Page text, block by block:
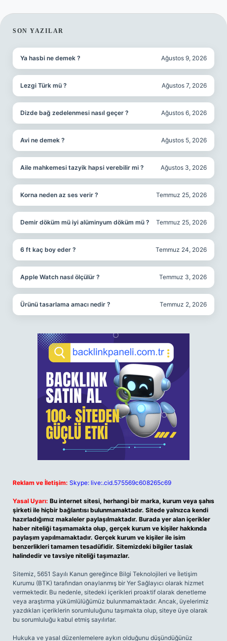
SIDEBAR
SON YAZILAR
Ya hasbi ne demek ? Ağustos 9, 2026
Lezgi Türk mü ? Ağustos 7, 2026
Dizde bağ zedelenmesi nasıl geçer ? Ağustos 6, 2026
Avi ne demek ? Ağustos 5, 2026
Aile mahkemesi tazyik hapsi verebilir mi ? Ağustos 3, 2026
Korna neden az ses verir ? Temmuz 25, 2026
Demir döküm mü iyi alüminyum döküm mü ? Temmuz 25, 2026
6 ft kaç boy eder ? Temmuz 24, 2026
Apple Watch nasıl ölçülür ? Temmuz 3, 2026
Ürünü tasarlama amacı nedir ? Temmuz 2, 2026
Reklam ve İletişim: Skype: live:.cid.575569c608265c69
Yasal Uyarı: Bu internet sitesi, herhangi bir marka, kurum veya şahıs
şirketi ile hiçbir bağlantısı bulunmamaktadır. Sitede yalnızca kendi
hazırladığımız makaleler paylaşılmaktadır. Burada yer alan içerikler
haber niteliği taşımamakta olup, gerçek kurum ve kişiler hakkında
paylaşım yapılmamaktadır. Gerçek kurum ve kişiler ile isim
benzerlikleri tamamen tesadüfidir. Sitemizdeki bilgiler taslak
halindedir ve tavsiye niteliği taşımazlar.
Sitemiz, 5651 Sayılı Kanun gereğince Bilgi Teknolojileri ve İletişim
Kurumu (BTK) tarafından onaylanmış bir Yer Sağlayıcı olarak hizmet
vermektedir. Bu nedenle, sitedeki içerikleri proaktif olarak denetleme
veya araştırma yükümlülüğümüz bulunmamaktadır. Ancak, üyelerimiz
yazdıkları içeriklerin sorumluluğunu taşımakta olup, siteye üye olarak
bu sorumluluğu kabul etmiş sayılırlar.
Hukuka ve yasal düzenlemelere aykırı olduğunu düşündüğünüz